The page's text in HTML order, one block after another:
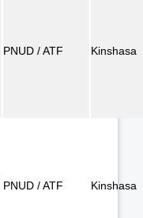
PNUD / ATF Kinshasa
PNUD / ATF Kinshasa